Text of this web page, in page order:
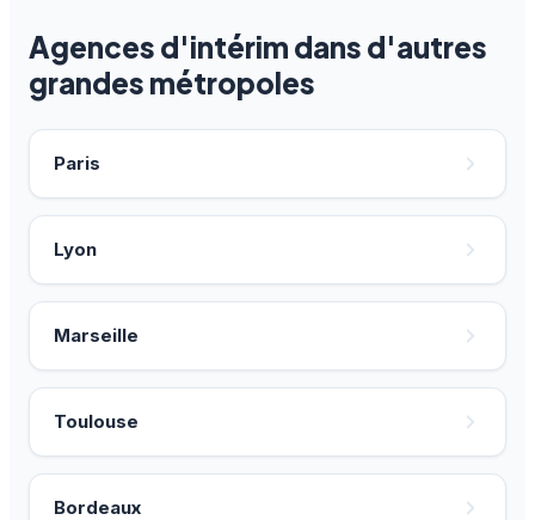
Agences d'intérim dans d'autres
grandes métropoles
Paris
Lyon
Marseille
Toulouse
Bordeaux